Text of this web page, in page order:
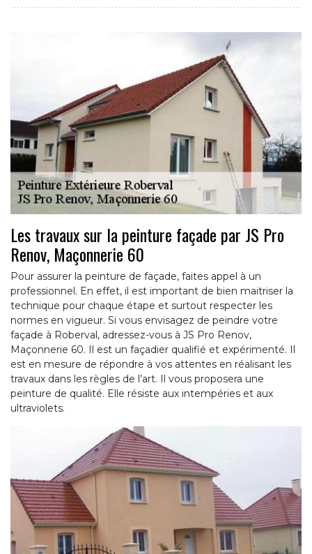
Les travaux sur la peinture façade par JS Pro
Renov, Maçonnerie 60
Pour assurer la peinture de façade, faites appel à un
professionnel. En effet, il est important de bien maitriser la
technique pour chaque étape et surtout respecter les
normes en vigueur. Si vous envisagez de peindre votre
façade à Roberval, adressez-vous à JS Pro Renov,
Maçonnerie 60. Il est un façadier qualifié et expérimenté. Il
est en mesure de répondre à vos attentes en réalisant les
travaux dans les règles de l’art. Il vous proposera une
peinture de qualité. Elle résiste aux intempéries et aux
ultraviolets.